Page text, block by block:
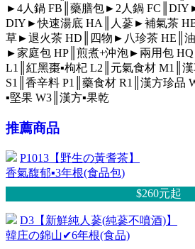
►4人鍋 FB║藥膳包►2人鍋
DIY►快速湯底 HA║人蔘►補氣茶
草►退火茶 HD║四物►八珍茶 HE║
►家庭包 HP║煎煮+沖泡►兩用包
L1║紅黑棗▪枸杞 L2║元氣食材 M1║
S1║香辛料 P1║藥食材 R1║漢方珍品
▪堅果 W3║漢方▪果乾
推薦商品
P1013【野生の黃耆茶】
香氣馥郁▪3年根(食品包)
$260元起
D3【新鮮純人蔘(純蔘不噴酒)】
韓庄の錦山✔6年根(食品)